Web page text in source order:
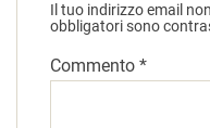
Il tuo indirizzo email
obbligatori sono
Commento *